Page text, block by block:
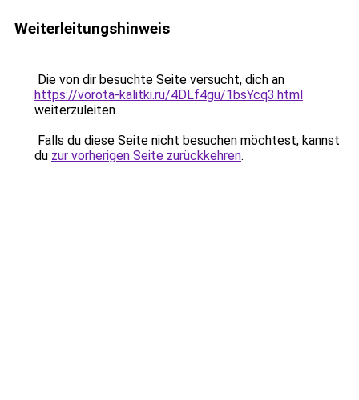
Weiterleitungshinweis
Die von dir besuchte Seite versucht, dich an
https://vorota-kalitki.ru/4DLf4gu/1bsYcq3.html
weiterzuleiten.
Falls du diese Seite nicht besuchen möchtest, kannst
du zur vorherigen Seite zurückkehren.